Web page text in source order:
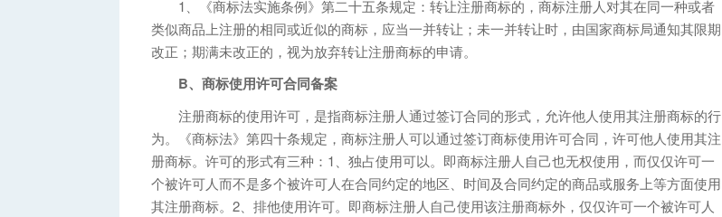
1、《商标法实施条例》第二十五条规定：转让注册商标的，商标注册人对其在同一种或者
类似商品上注册的相同或近似的商标，应当一并转让；未一并转让时，由国家商标局通知其限期
改正；期满未改正的，视为放弃转让注册商标的申请。
B、商标使用许可合同备案
注册商标的使用许可，是指商标注册人通过签订合同的形式，允许他人使用其注册商标的行
为。《商标法》第四十条规定，商标注册人可以通过签订商标使用许可合同，许可他人使用其注
册商标。许可的形式有三种：1、独占使用可以。即商标注册人自己也无权使用，而仅仅许可一
个被许可人而不是多个被许可人在合同约定的地区、时间及合同约定的商品或服务上等方面使用
其注册商标。2、排他使用许可。即商标注册人自己使用该注册商标外，仅仅许可一个被许可人